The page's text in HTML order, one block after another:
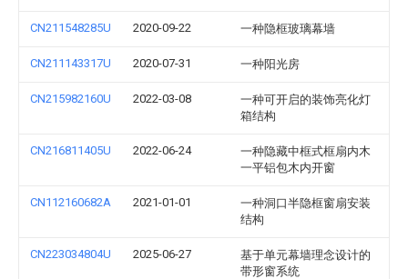
CN211548285U 2020-09-22 一种隐框玻璃幕墙
CN211143317U 2020-07-31 一种阳光房
CN215982160U 2022-03-08
一种可开启的装饰亮化灯
箱结构
CN216811405U 2022-06-24
一种隐藏中框式框扇内木
一平铝包木内开窗
CN112160682A 2021-01-01
一种洞口半隐框窗扇安装
结构
CN223034804U 2025-06-27
基于单元幕墙理念设计的
带形窗系统